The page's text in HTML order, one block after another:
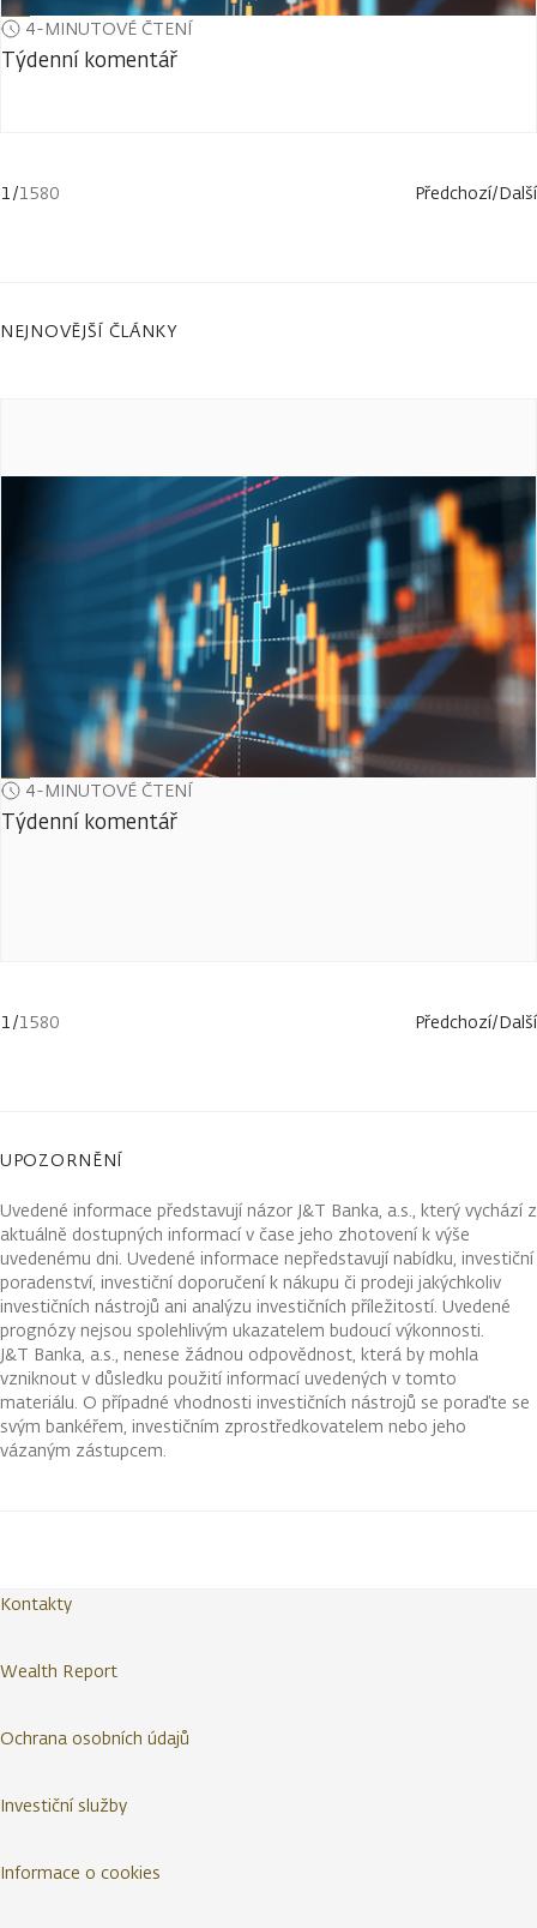
4-MINUTOVÉ ČTENÍ
Týdenní komentář
1/1580 Předchozí/Další
NEJNOVĚJŠÍ ČLÁNKY
4-MINUTOVÉ ČTENÍ
Týdenní komentář
1/1580 Předchozí/Další
UPOZORNĚNÍ
Uvedené informace představují názor J&T Banka, a.s., který vychází z
aktuálně dostupných informací v čase jeho zhotovení k výše
uvedenému dni. Uvedené informace nepředstavují nabídku, investiční
poradenství, investiční doporučení k nákupu či prodeji jakýchkoliv
investičních nástrojů ani analýzu investičních příležitostí. Uvedené
prognózy nejsou spolehlivým ukazatelem budoucí výkonnosti.
J&T Banka, a.s., nenese žádnou odpovědnost, která by mohla
vzniknout v důsledku použití informací uvedených v tomto
materiálu. O případné vhodnosti investičních nástrojů se poraďte se
svým bankéřem, investičním zprostředkovatelem nebo jeho
vázaným zástupcem.
Kontakty
Wealth Report
Ochrana osobních údajů
Investiční služby
Informace o cookies